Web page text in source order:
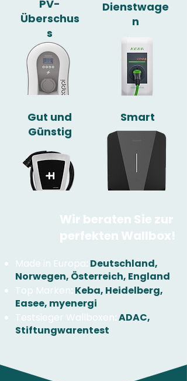
PV-
Überschus
s
Dienstwage
n
Gut und
Günstig
Smart
Wir beraten Sie zur
perfekten Wallbox!
Made in Europa: Deutschland,
Norwegen, Österreich, England
Top Marken: Keba, Heidelberg,
Easee, myenergi
Testsieger Wallboxen:ADAC,
Stiftungwarentest